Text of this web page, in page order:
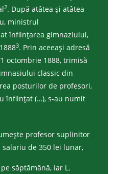
2. După atâtea şi atâtea
ministrul
înfiinţarea gimnaziului,
3. Prin aceeaşi adresă
octombrie 1888, trimisă
classic din
posturilor de profesori,
înfiinţat (…), s-au numit
profesor suplinitor
de 350 lei lunar,
săptămână, iar L.